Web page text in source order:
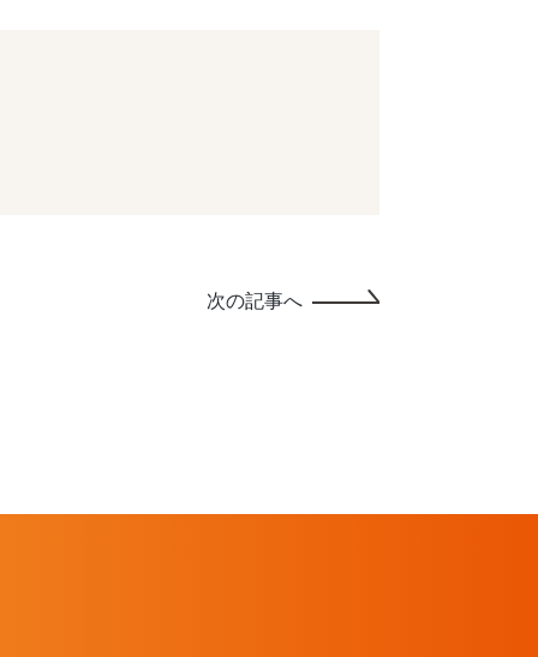
次の記事へ